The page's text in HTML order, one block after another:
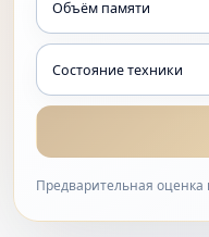
Предварительная оценка